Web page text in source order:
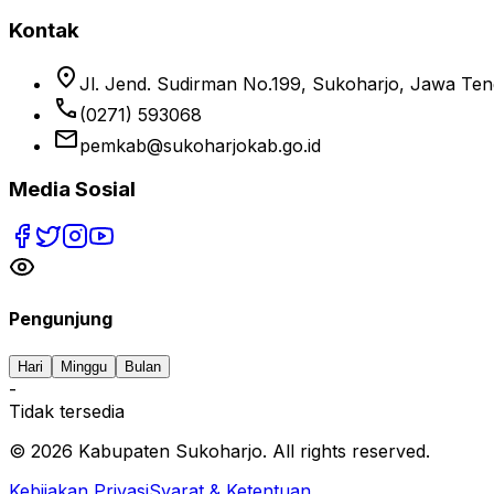
Kontak
location_on Jl. Jend. Sudirman No.199, Sukoharjo, Jawa
phone (0271) 593068
emailpemkab@sukoharjokab.go.id
Media Sosial
Pengunjung
Hari Minggu Bulan
-
Tidak tersedia
© 2026 Kabupaten Sukoharjo. All rights reserved.